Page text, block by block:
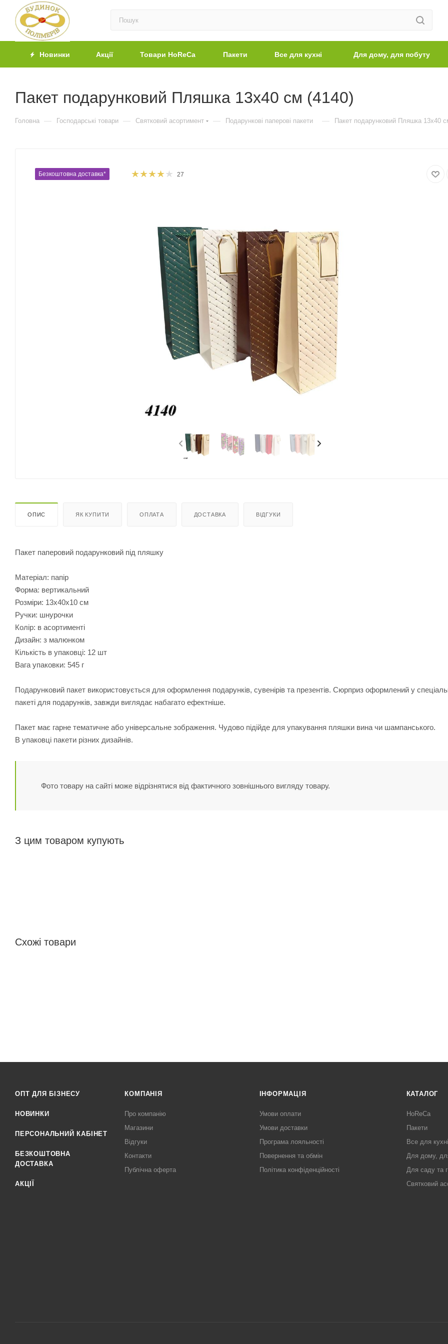
Новинки Акції Товари HoReCa Пакети Все для кухні Для дому, для побуту
Пакет подарунковий Пляшка 13х40 см (4140)
Головна — Господарські товари — Святковий асортимент — Подарункові паперові пакети — Пакет подарунковий Пляшка 13х40
Безкоштовна доставка* 27
ОПИС ЯК КУПИТИ ОПЛАТА ДОСТАВКА ВІДГУКИ
Пакет паперовий подарунковий під пляшку
Матеріал: папір
Форма: вертикальний
Розміри: 13х40х10 см
Ручки: шнурочки
Колір: в асортименті
Дизайн: з малюнком
Кількість в упаковці: 12 шт
Вага упаковки: 545 г
Подарунковий пакет використовується для оформлення подарунків, сувенірів та презентів. Сюрприз оформлений у
пакеті для подарунків, завжди виглядає набагато ефектніше.
Пакет має гарне тематичне або універсальне зображення. Чудово підійде для упакування пляшки вина чи шампанського.
В упаковці пакети різних дизайнів.
Фото товару на сайті може відрізнятися від фактичного зовнішнього вигляду товару.
З цим товаром купують
Схожі товари
ОПТ ДЛЯ БІЗНЕСУ
НОВИНКИ
ПЕРСОНАЛЬНИЙ КАБІНЕТ
БЕЗКОШТОВНА
ДОСТАВКА
АКЦІЇ
КОМПАНІЯ
Про компанію
Магазини
Відгуки
Контакти
Публічна оферта
ІНФОРМАЦІЯ
Умови оплати
Умови доставки
Програма лояльності
Повернення та обмін
Політика конфіденційності
КАТАЛОГ
HoReCa
Пакети
Все для кухні
Для дому,
Для саду та
Святковий